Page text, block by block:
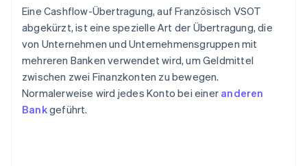
Eine Cashflow-Übertragung, auf Französisch VSOT
abgekürzt, ist eine spezielle Art der Übertragung, die
von Unternehmen und Unternehmensgruppen mit
mehreren Banken verwendet wird, um Geldmittel
zwischen zwei Finanzkonten zu bewegen.
Normalerweise wird jedes Konto bei einer anderen
Bankgeführt.